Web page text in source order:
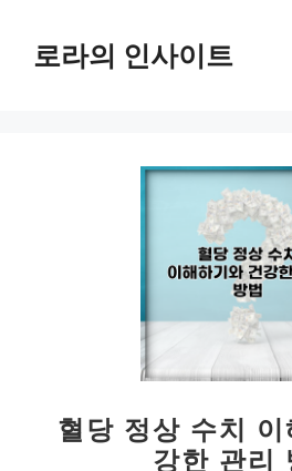
로라의 인사이트
혈당 정상 수치 이
강한 관리